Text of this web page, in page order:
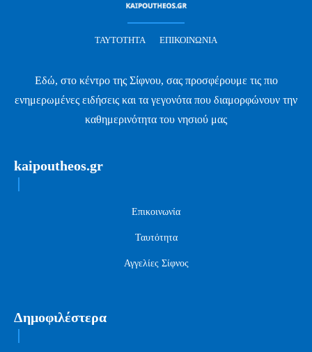
ΤΑΥΤΌΤΗΤΑ ΕΠΙΚΟΙΝΩΝΊΑ
Εδώ, στο κέντρο της Σίφνου, σας προσφέρουμε τις πιο
ενημερωμένες ειδήσεις και τα γεγονότα που διαμορφώνουν την
καθημερινότητα του νησιού μας
kaipoutheos.gr
Επικοινωνία
Ταυτότητα
Αγγελίες Σίφνος
Δημοφιλέστερα